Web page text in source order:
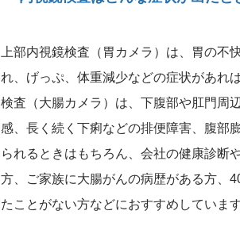
上部内視鏡検査（胃カメラ）は、胃の不
れ、げっぷ、体重減少などの症状があれ
検査（大腸カメラ）は、下腹部や肛門周
感、長く続く下痢などの排便障害、腹部
られるときはもちろん、会社の健康診断
方、ご家族に大腸がんの病歴がある方、
たことがない方などにおすすめしています